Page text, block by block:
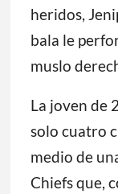
heridos,
bala le
muslo
La joven de
solo cuatro
medio de
Chiefs que,